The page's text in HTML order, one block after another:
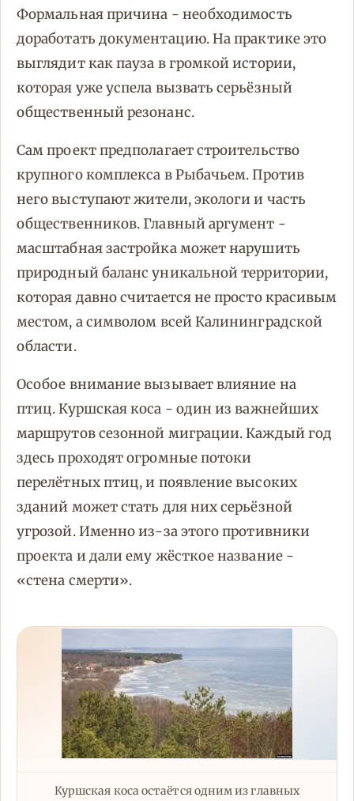
Формальная причина - необходимость
доработать документацию. На практике это
выглядит как пауза в громкой истории,
которая уже успела вызвать серьёзный
общественный резонанс.
Сам проект предполагает строительство
крупного комплекса в Рыбачьем. Против
него выступают жители, экологи и часть
общественников. Главный аргумент -
масштабная застройка может нарушить
природный баланс уникальной территории,
которая давно считается не просто красивым
местом, а символом всей Калининградской
области.
Особое внимание вызывает влияние на
птиц. Куршская коса - один из важнейших
маршрутов сезонной миграции. Каждый год
здесь проходят огромные потоки
перелётных птиц, и появление высоких
зданий может стать для них серьёзной
угрозой. Именно из-за этого противники
проекта и дали ему жёсткое название -
«стена смерти».
Куршская коса остаётся одним из главных